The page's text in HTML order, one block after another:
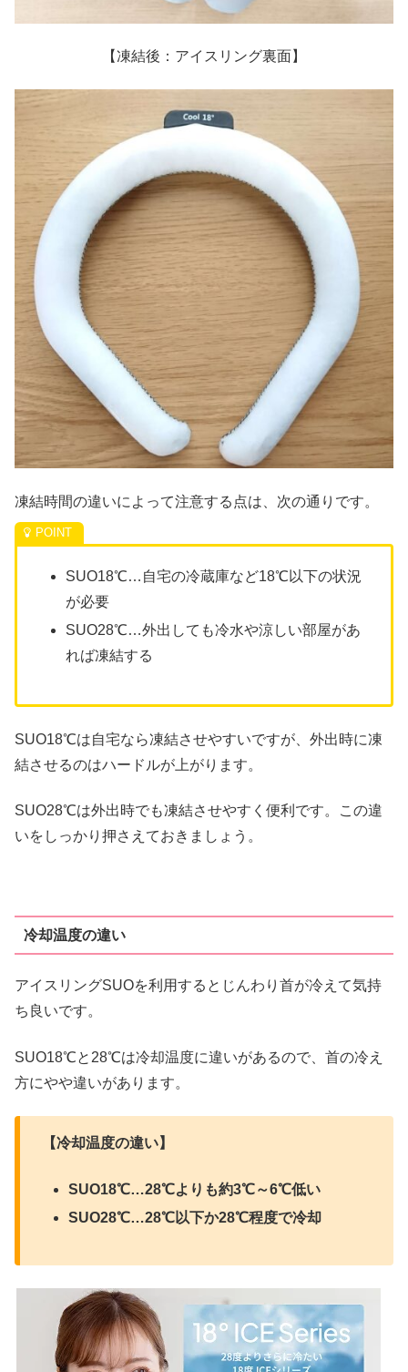
【凍結後：アイスリング裏面】
凍結時間の違いによって注意する点は、次の通りです。
SUO18℃…自宅の冷蔵庫など18℃以下の状況
が必要
SUO28℃…外出しても冷水や涼しい部屋があ
れば凍結する
SUO18℃は自宅なら凍結させやすいですが、外出時に凍
結させるのはハードルが上がります。
SUO28℃は外出時でも凍結させやすく便利です。この違
いをしっかり押さえておきましょう。
冷却温度の違い
アイスリングSUOを利用するとじんわり首が冷えて気持
ち良いです。
SUO18℃と28℃は冷却温度に違いがあるので、首の冷え
方にやや違いがあります。
【冷却温度の違い】
SUO18℃…28℃よりも約3℃～6℃低い
SUO28℃…28℃以下か28℃程度で冷却